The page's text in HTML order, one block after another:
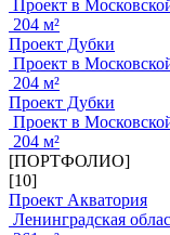
Проект в
204 м²
Проект Дубки
Проект в
204 м²
Проект Дубки
Проект в
204 м²
[ПОРТФОЛИО]
[10]
Проект Акватория
Ленинградская